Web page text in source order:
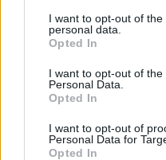
not limited to your visit or
grant or deny consent to
use your data for below
consent section.
I want to opt-out of
personal data.
Opted In
I want to opt-out of the
Personal Data.
Opted In
I want to opt-out of
Personal Data for
Opted In
Camilla Fiore · 8 Ago 2026